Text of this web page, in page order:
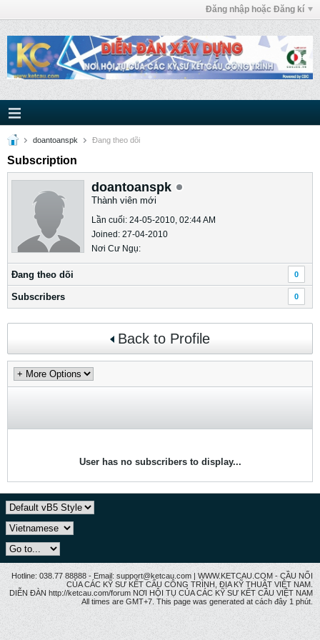
Đăng nhập hoặc Đăng kí
doantoanspk Ðang theo dõi
Subscription
doantoanspk
Thành viên mới
Lần cuối: 24-05-2010, 02:44 AM
Joined: 27-04-2010
Nơi Cư Ngụ:
Ðang theo dõi 0
Subscribers 0
Back to Profile
User has no subscribers to display...
Hotline: 038.77 88888 - Email: support@ketcau.com | WWW.KETCAU.COM - CẦU NỐI
CỦA CÁC KỸ SƯ KẾT CẤU CÔNG TRÌNH, ĐỊA KỸ THUẬT VIỆT NAM.
DIỄN ĐÀN http://ketcau.com/forum NƠI HỘI TỤ CỦA CÁC KỸ SƯ KẾT CÂU VIỆT NAM
All times are GMT+7. This page was generated at cách đây 1 phút.